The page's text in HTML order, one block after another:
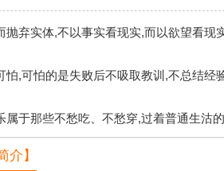
抛弃实体,不以事实看现实,而以欲望看现
怕,可怕的是失败后不吸取教训,不总结经
属于那些不愁吃、不愁穿,过着普通生沽
介】